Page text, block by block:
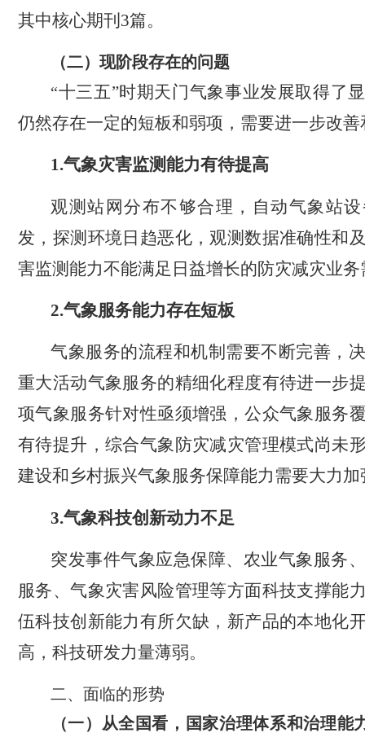
其中核心期刊 3篇。
（二）现阶段存在的问题
“十三五”时期天门气象事业发展取得了
仍然存在一定的短板和弱项，需要进一步改善
1.气象灾害监测能力有待提高
观测站网分布不够合理， 自动气象站
发 ，探测环境日趋恶化，观测数据准确性和
害监测能力不能满足日益增长的防灾减灾业务
2.气象服务能力存在短板
气象服务的流程和机制需要不断完善，
重大活动气象服务的精细化程度有待进一步
项气象服务针对性亟须增强，公众气象服务
有待提升，综合气象防灾减灾管理模式尚未
建设和乡村振兴气象服务保障能力需要大力加
3.气象科技创新动力不足
突发事件气象应急保障、农业气象服务
服务、气象灾害风险管理等方面科技支撑能
伍科技创新能力有所欠缺，新产品的本地化
高，科技研发力量薄弱。
二、面临的形势
（一）从全国看，国家治理体系和治理能